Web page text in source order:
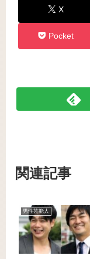
X
Pocket
関連記事
男性芸能人